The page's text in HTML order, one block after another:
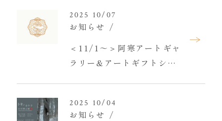
2025 10/07
お知らせ
＜11/1～＞阿寒アートギャ
ラリー&アートギフトショ
2025 10/04
お知らせ